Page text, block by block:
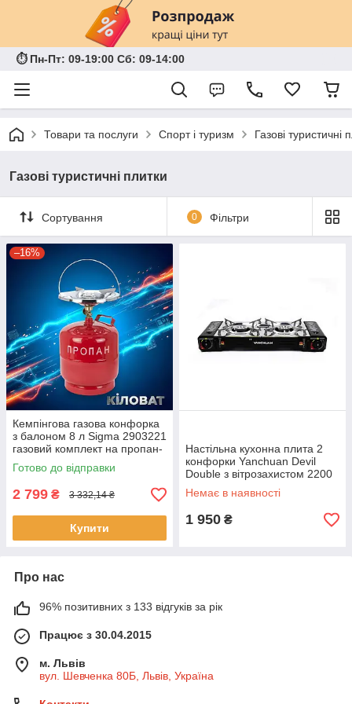
⏱ Пн-Пт: 09-19:00 Сб: 09-14:00
Товари та послуги Спорт і туризм Газові туристичні
Газові туристичні плитки
Сортування 0 Фільтри
–16%
Кемпінгова газова конфорка
з балоном 8 л Sigma 2903221
газовий комплект на пропан-
бутані для пікніків та походів
Готово до відправки
2 799 ₴ 3 332,14 ₴
Купити
Настільна кухонна плита 2
конфорки Yanchuan Devil
Double з вітрозахистом 2200
Вт
Немає в наявності
1 950 ₴
Про нас
96% позитивних з 133 відгуків за рік
Працює з 30.04.2015
м. Львів
вул. Шевченка 80Б, Львів, Україна